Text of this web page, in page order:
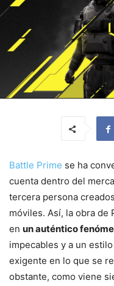
Battle Prime se ha
cuenta dentro del
tercera persona
móviles. Así, la obra de
en un auténtico
impecables y a un
exigente en lo que se
obstante, como viene